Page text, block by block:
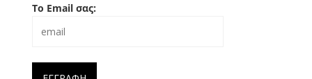
Το Email σας: